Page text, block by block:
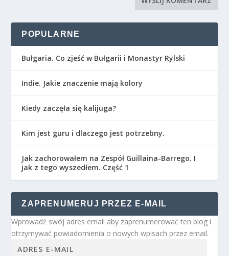
POPULARNE
Bułgaria. Co zjeść w Bułgarii i Monastyr Rylski
Indie. Jakie znaczenie mają kolory
Kiedy zaczęła się kalijuga?
Kim jest guru i dlaczego jest potrzebny.
Jak zachorowałem na Zespół Guillaina-Barrego. I
jak z tego wyszedłem. Część 1
ZAPRENUMERUJ PRZEZ E-MAIL
Wprowadź swój adres email aby zaprenumerować ten blog i
otrzymywać powiadomienia o nowych wpisach przez email.